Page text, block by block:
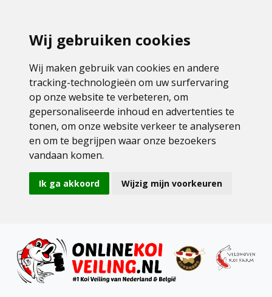
Wij gebruiken cookies
Wij maken gebruik van cookies en andere
tracking-technologieën om uw surfervaring
op onze website te verbeteren, om
gepersonaliseerde inhoud en advertenties te
tonen, om onze website verkeer te analyseren
en om te begrijpen waar onze bezoekers
vandaan komen.
Ik ga akkoord Wijzig mijn voorkeuren